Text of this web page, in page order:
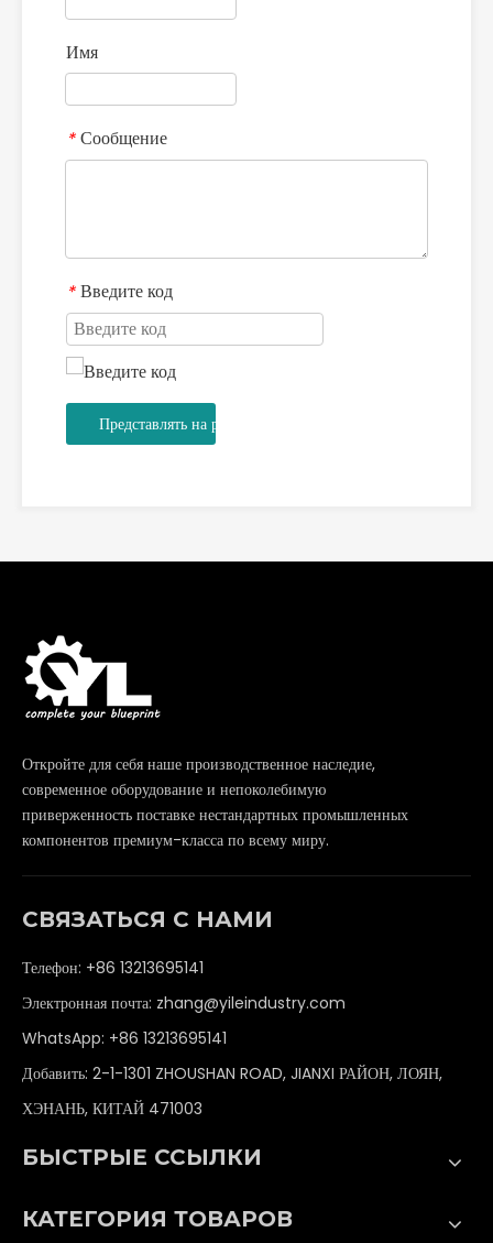
Имя
* Сообщение
* Введите код
Представлять на рассмотрение
Откройте для себя наше производственное наследие,
современное оборудование и непоколебимую
приверженность поставке нестандартных промышленных
компонентов премиум-класса по всему миру.
СВЯЗАТЬСЯ С НАМИ
Телефон: +86 13213695141
Электронная почта: zhang@yileindustry.com
WhatsApp: +86 13213695141
Добавить: 2-1-1301 ZHOUSHAN ROAD, JIANXI РАЙОН, ЛОЯН,
ХЭНАНЬ, КИТАЙ 471003
БЫСТРЫЕ ССЫЛКИ
КАТЕГОРИЯ ТОВАРОВ